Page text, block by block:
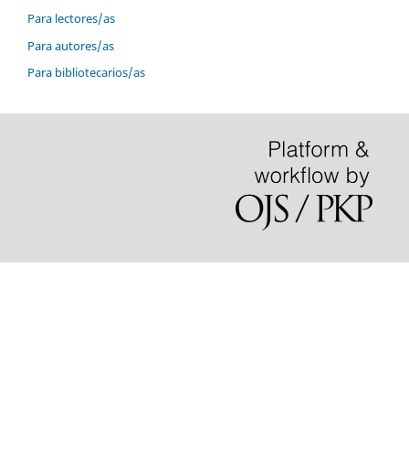
Para lectores/as
Para autores/as
Para bibliotecarios/as